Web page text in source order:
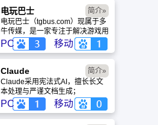
媒体。
电玩巴士
电玩巴士（tgbus.com）现属于多
牛传媒，是一家专注于解决游戏用
户需求的综合性游戏门户网站，电
玩巴士是一个全面的综合性游戏门
户，专注于为全球玩家提供主机、
PC及移动端游戏的全方位资讯。
PC 移动
简介»
Claude
Claude采用宪法式AI，擅长长文
本处理与严谨文档生成；
ChatGPT基于RLHF，在复杂推
理、代码与快速迭代上占优。两者
定位不同，各有千秋。
PC 移动
简介»